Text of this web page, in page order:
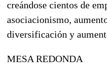
creándose cientos de
asociacionismo,
diversificación y
MESA REDONDA